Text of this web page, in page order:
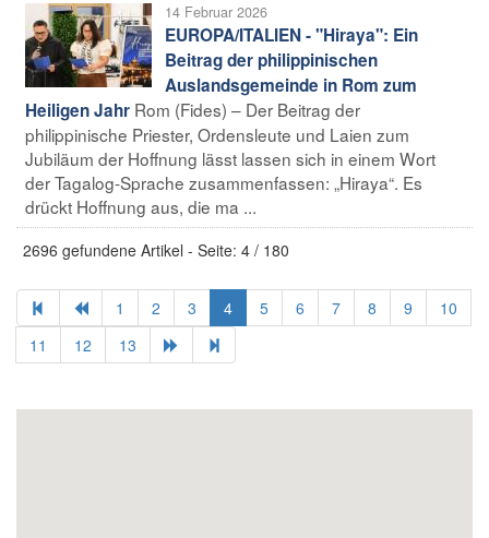
14 Februar 2026
EUROPA/ITALIEN - "Hiraya": Ein
Beitrag der philippinischen
Auslandsgemeinde in Rom zum
Heiligen Jahr Rom (Fides) – Der Beitrag der
philippinische Priester, Ordensleute und Laien zum
Jubiläum der Hoffnung lässt lassen sich in einem Wort
der Tagalog-Sprache zusammenfassen: „Hiraya“. Es
drückt Hoffnung aus, die ma ...
2696 gefundene Artikel - Seite: 4 / 180
1 2 3 4 5 6 7 8 9
10
11
12 13